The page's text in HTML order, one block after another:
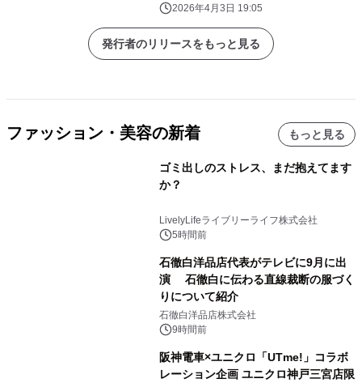
2026年4月3日 19:05
発行者のリリースをもっと見る
ファッション・美容の新着 もっと見る
ゴミ出しのストレス、まだ抱えてます
か？
LivelyLifeライブリーライフ株式会社
5時間前
石徹白洋品店代表がテレビに9月に出
演 石徹白に伝わる直線裁断の服づく
りについて紹介
石徹白洋品店株式会社
9時間前
阪神電車×ユニクロ「UTme!」コラボ
レーション企画 ユニクロ神戸三宮店限